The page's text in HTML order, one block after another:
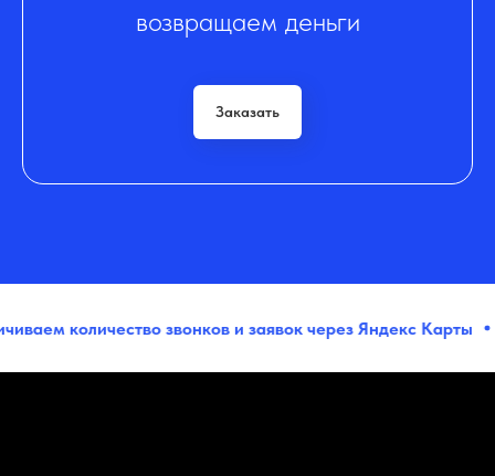
возвращаем деньги
Заказать
звонков и заявок через Яндекс Карты